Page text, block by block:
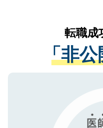
は、個人情報の
管理基準を満た
る、プライバシ
で、機密保持に
かがいして、現
経験をまじえな
させていただき
ない方には、長
ので、まずはご
転職成
「非